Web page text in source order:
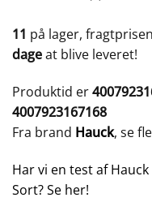
11 på lager,
dageat blive leveret!
Produktid er
4007923167168
Fra brand Hauck, se
Har vi en test af
Sort? Se her!